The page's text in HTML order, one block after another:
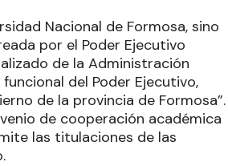
Nacional de Formosa, sino
por el Poder Ejecutivo
de la Administración
del Poder Ejecutivo,
de la provincia de Formosa”.
de cooperación académica
las titulaciones de las